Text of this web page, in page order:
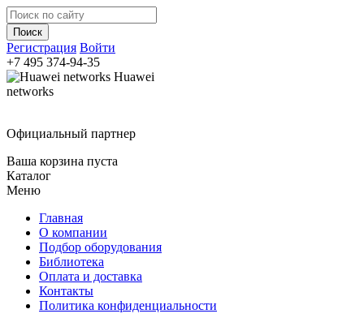
Регистрация Войти
+7 495 374-94-35
Huawei
networks
Официальный партнер
Ваша корзина пуста
Каталог
Меню
Главная
О компании
Подбор оборудования
Библиотека
Оплата и доставка
Контакты
Политика конфиденциальности